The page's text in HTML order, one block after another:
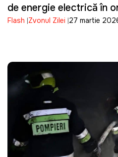
de energie electrică în
Flash Zvonul Zilei 27 martie